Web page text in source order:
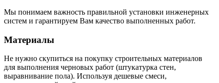
Мы понимаем важность правильной установки инженерных
систем и гарантируем Вам качество выполненных работ.
Материалы
Не нужно скупиться на покупку строительных материалов
для выполнения черновых работ (штукатурка стен,
выравнивание пола). Используя дешевые смеси,